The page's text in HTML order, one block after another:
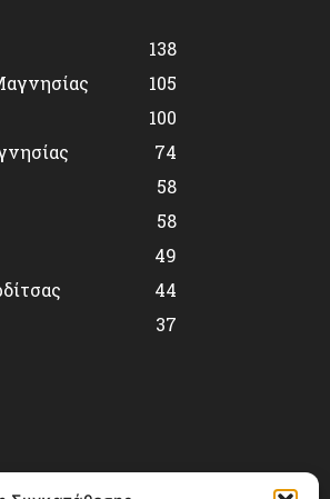
138
105
100
74
58
58
49
44
37